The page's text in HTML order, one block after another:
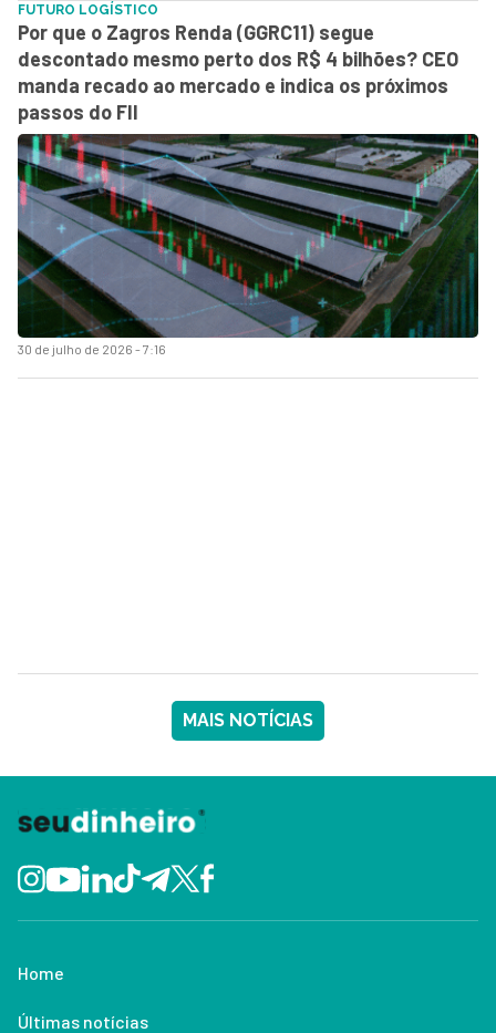
30 de julho de 2026 - 7:16
FUTURO LOGÍSTICO
Por que o Zagros Renda (GGRC11) segue
descontado mesmo perto dos R$ 4 bilhões? CEO
manda recado ao mercado e indica os próximos
passos do FII
MAIS NOTÍCIAS
Home
Últimas notícias